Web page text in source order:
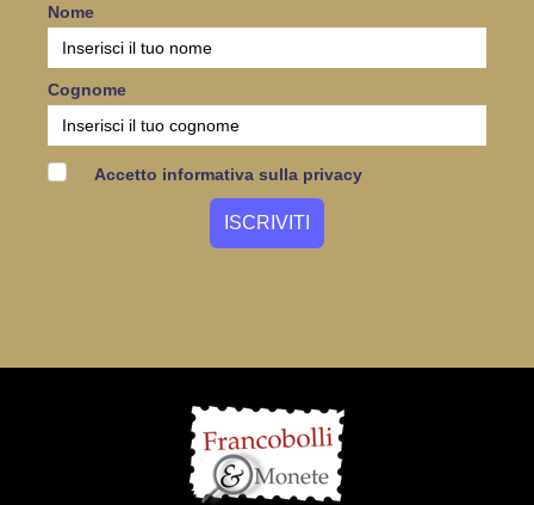
Nome
Cognome
Accetto informativa sulla privacy